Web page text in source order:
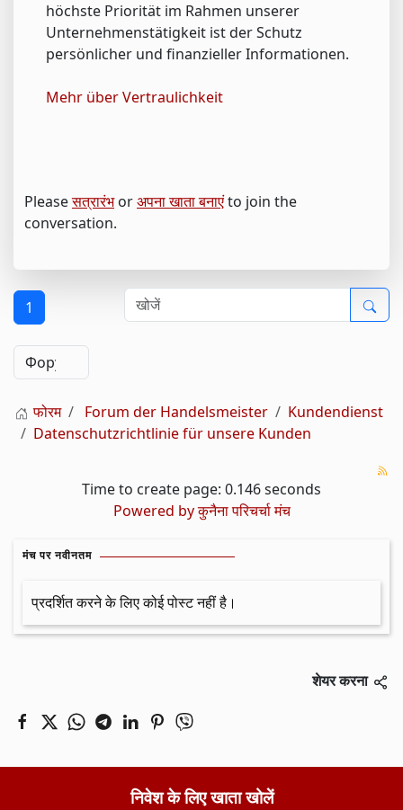
höchste Priorität im Rahmen unserer
Unternehmenstätigkeit ist der Schutz
persönlicher und finanzieller Informationen.
Mehr über Vertraulichkeit
Pleaseसत्रारंभorअपना खाता बनाएंto join the
conversation.
1
फोरम Forum der Handelsmeister
Kundendienst
Datenschutzrichtlinie für unsere Kunden
Time to create page: 0.146 seconds
Powered byकुनैना परिचर्चा मंच
मंच पर नवीनतम
प्रदर्शित करने के लिए कोई पोस्ट नहीं है।
शेयर करना
निवेश के लिए खाता खोलें